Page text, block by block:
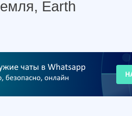
Earth